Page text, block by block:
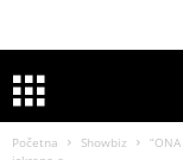
Početna Showbiz
“ONA